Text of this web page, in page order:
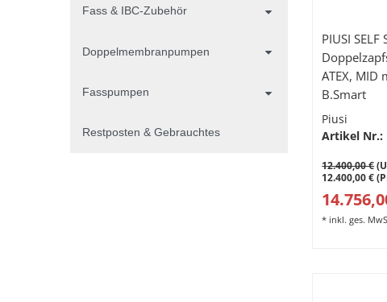
Fass & IBC-Zubehör
Doppelmembranpumpen
Fasspumpen
Restposten & Gebrauchtes
PIUSI SELF
ATEX, MID
B.Smart
Piusi
Artikel Nr.:
12.400,00 €
12.400,00 €
* inkl. ges.